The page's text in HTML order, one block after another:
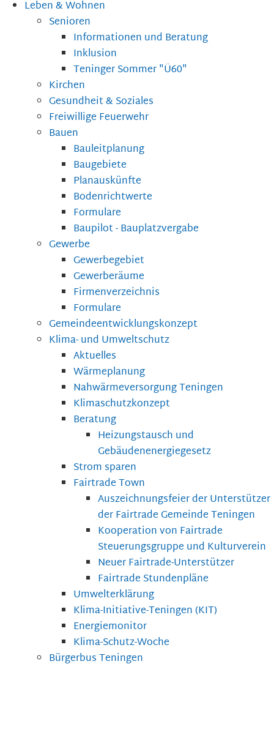
Leben & Wohnen
Senioren
Informationen und Beratung
Inklusion
Teninger Sommer "Ü60"
Kirchen
Gesundheit & Soziales
Freiwillige Feuerwehr
Bauen
Bauleitplanung
Baugebiete
Planauskünfte
Bodenrichtwerte
Formulare
Baupilot - Bauplatzvergabe
Gewerbe
Gewerbegebiet
Gewerberäume
Firmenverzeichnis
Formulare
Gemeindeentwicklungskonzept
Klima- und Umweltschutz
Aktuelles
Wärmeplanung
Nahwärmeversorgung Teningen
Klimaschutzkonzept
Beratung
Heizungstausch und
Gebäudenenergiegesetz
Strom sparen
Fairtrade Town
Auszeichnungsfeier der Unterstützer
der Fairtrade Gemeinde Teningen
Kooperation von Fairtrade
Steuerungsgruppe und Kulturverein
Neuer Fairtrade-Unterstützer
Fairtrade Stundenpläne
Umwelterklärung
Klima-Initiative-Teningen (KIT)
Energiemonitor
Klima-Schutz-Woche
Bürgerbus Teningen